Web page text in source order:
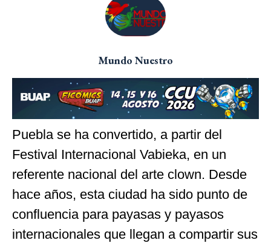
Mundo Nuestro
Puebla se ha convertido, a partir del
Festival Internacional Vabieka, en un
referente nacional del arte clown. Desde
hace años, esta ciudad ha sido punto de
confluencia para payasas y payasos
internacionales que llegan a compartir sus